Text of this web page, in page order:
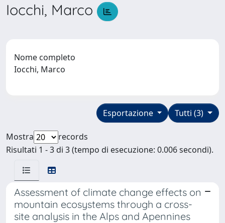
Iocchi, Marco
Nome completo
Iocchi, Marco
Tutti (3)
Esportazione
Mostra
records
Risultati 1 - 3 di 3 (tempo di esecuzione: 0.006 secondi).
Assessment of climate change effects on
mountain ecosystems through a cross-
site analysis in the Alps and Apennines